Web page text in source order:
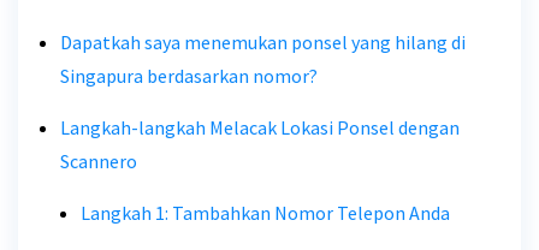
Dapatkah saya menemukan ponsel yang hilang di
Singapura berdasarkan nomor?
Langkah-langkah Melacak Lokasi Ponsel dengan
Scannero
Langkah 1: Tambahkan Nomor Telepon Anda